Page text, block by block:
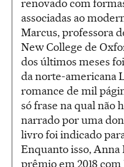
renovado com
associadas ao
Marcus, professora
New College de
dos últimos meses
da norte-americana
romance de mil
só frase na qual não
narrado por uma
livro foi indicado
Enquanto isso, Anna
prêmio em 2018